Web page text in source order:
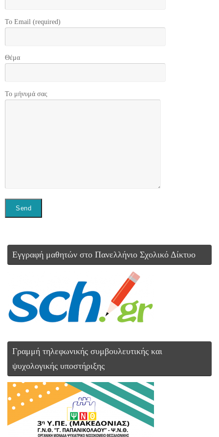
Το Email (required)
Θέμα
Το μήνυμά σας
Εγγραφή μαθητών στο Πανελλήνιο Σχολικό Δίκτυο
Γραμμή τηλεφωνικής συμβουλευτικής και
ψυχολογικής υποστήριξης